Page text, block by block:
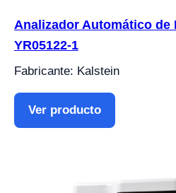
Analizador Automático de
YR05122-1
Fabricante: Kalstein
Ver producto